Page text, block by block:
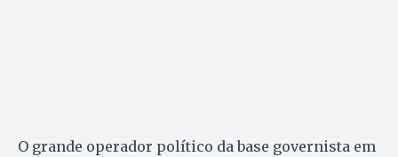
O grande operador político da base governista em